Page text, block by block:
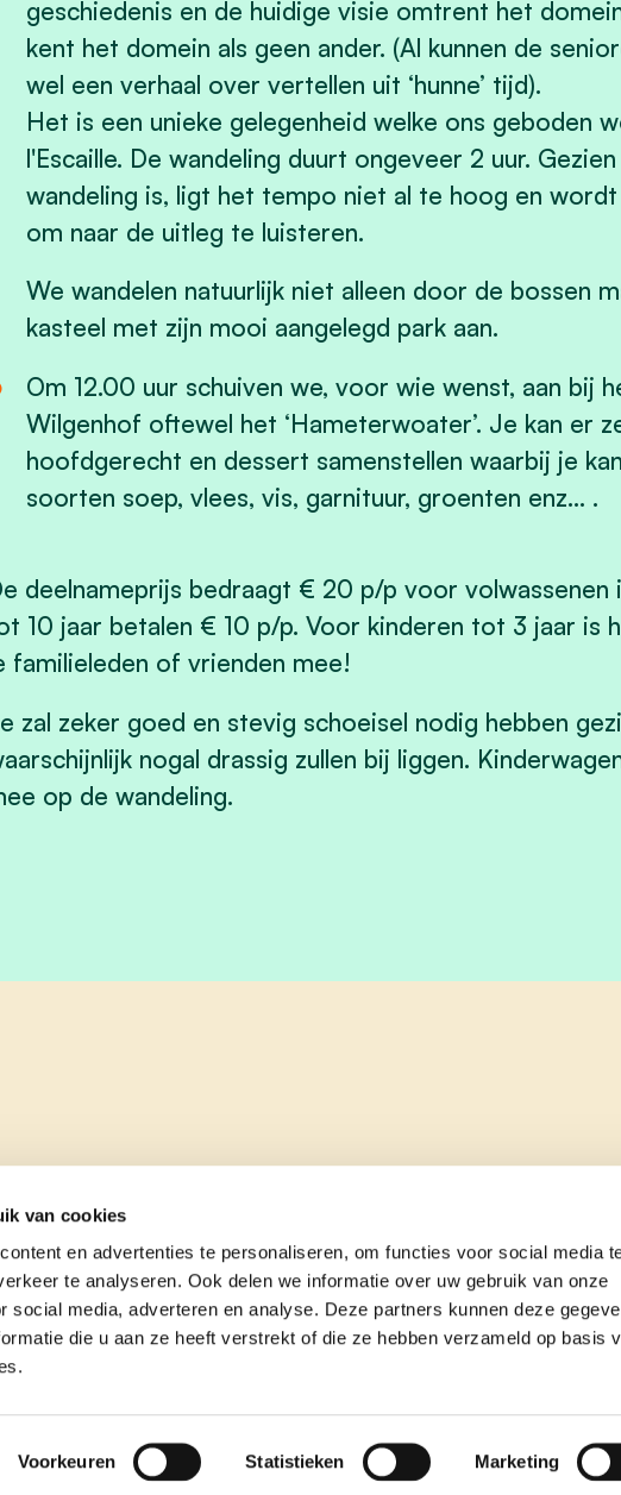
van cookies
en advertenties te personaliseren, om functies voor social media
te analyseren. Ook delen we informatie over uw gebruik van onze
social media, adverteren en analyse. Deze partners kunnen deze
die u aan ze heeft verstrekt of die ze hebben verzameld op basis
Voorkeuren Statistieken Marketing
geschiedenis en de huidige visie omtrent het
kent het domein als geen ander. (Al kunnen de
wel een verhaal over vertellen uit ‘hunne’ tijd).
Het is een unieke gelegenheid welke ons geboden
l'Escaille. De wandeling duurt ongeveer 2 uur.
wandeling is, ligt het tempo niet al te hoog en
om naar de uitleg te luisteren.
We wandelen natuurlijk niet alleen door de bossen
kasteel met zijn mooi aangelegd park aan.
Om 12.00 uur schuiven we, voor wie wenst, aan bij
Wilgenhof oftewel het ‘Hameterwoater’. Je kan er
hoofdgerecht en dessert samenstellen waarbij je
soorten soep, vlees, vis, garnituur, groenten enz... .
deelnameprijs bedraagt € 20 p/p voor volwassenen
10 jaar betalen € 10 p/p. Voor kinderen tot 3 jaar is
familieleden of vrienden mee!
zal zeker goed en stevig schoeisel nodig hebben
nogal drassig zullen bij liggen.
op de wandeling.
contact